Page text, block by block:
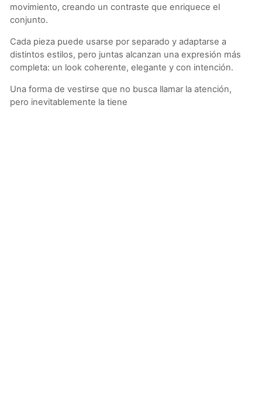
movimiento, creando un contraste que enriquece el
conjunto.
Cada pieza puede usarse por separado y adaptarse a
distintos estilos, pero juntas alcanzan una expresión más
completa: un look coherente, elegante y con intención.
Una forma de vestirse que no busca llamar la atención,
pero inevitablemente la tiene